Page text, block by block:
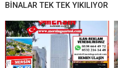
BİNALAR TEK TEK YIKILIYOR